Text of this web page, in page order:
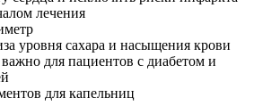
лечения
уровня сахара и насыщения крови
для пациентов с диабетом и
для капельниц